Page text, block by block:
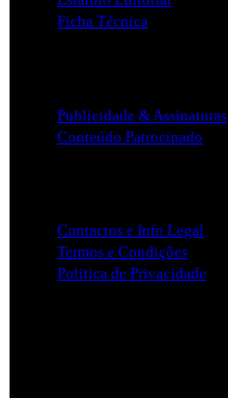
Ficha Técnica
Publicidade & Assinaturas
Conteúdo Patrocinado
Contactos e Info Legal
Termos e Condições
Politica de Privacidade